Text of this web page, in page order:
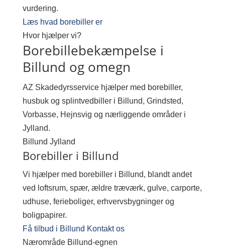
vurdering.
Læs hvad borebiller er
Hvor hjælper vi?
Borebillebekæmpelse i
Billund og omegn
AZ Skadedyrsservice hjælper med borebiller,
husbuk og splintvedbiller i Billund, Grindsted,
Vorbasse, Hejnsvig og nærliggende områder i
Jylland.
Billund Jylland
Borebiller i Billund
Vi hjælper med borebiller i Billund, blandt andet
ved loftsrum, spær, ældre træværk, gulve, carporte,
udhuse, ferieboliger, erhvervsbygninger og
boligpapirer.
Få tilbud i Billund Kontakt os
Nærområde Billund-egnen